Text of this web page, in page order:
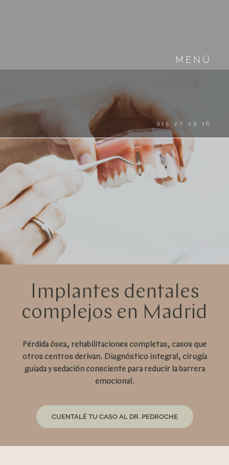
MENÚ
915 27 29 16
Implantes dentales
complejos en Madrid
Pérdida ósea, rehabilitaciones completas, casos que
otros centros derivan. Diagnóstico integral, cirugía
guiada y sedación consciente para reducir la barrera
emocional.
CUENTALÉ TU CASO AL DR. PEDROCHE